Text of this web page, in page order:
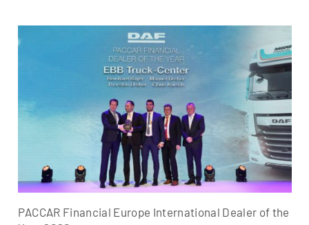
PACCAR Financial Europe International Dealer of the